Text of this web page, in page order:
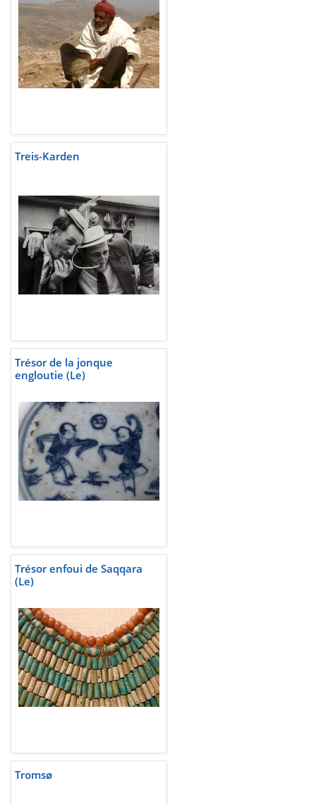
Treis-Karden
Trésor de la jonque
engloutie (Le)
Trésor enfoui de Saqqara
(Le)
Tromsø